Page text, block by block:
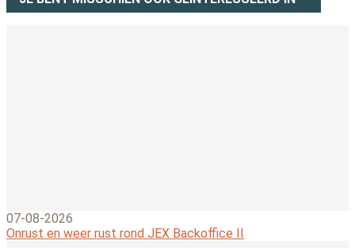
07-08-2026
Onrust en weer rust rond JEX Backoffice II